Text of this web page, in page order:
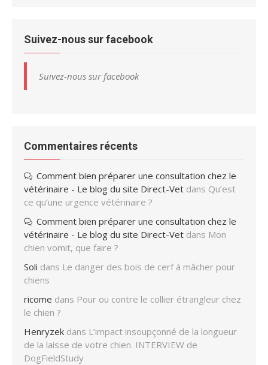
Suivez-nous sur facebook
Suivez-nous sur facebook
Commentaires récents
Comment bien préparer une consultation chez le
vétérinaire - Le blog du site Direct-Vet dans Qu’est
ce qu’une urgence vétérinaire ?
Comment bien préparer une consultation chez le
vétérinaire - Le blog du site Direct-Vet dans Mon
chien vomit, que faire ?
Soli dans Le danger des bois de cerf à mâcher pour
chiens
ricome dans Pour ou contre le collier étrangleur chez
le chien ?
Henryzek dans L’impact insoupçonné de la longueur
de la laisse de votre chien. INTERVIEW de
DogFieldStudy